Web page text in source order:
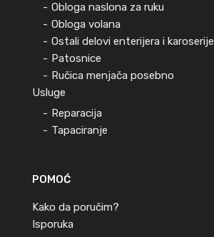
Obloga naslona za ruku
Obloga volana
Ostali delovi enterijera i karoserije
Patosnice
Ručica menjača posebno
Usluge
Reparacija
Tapaciranje
POMOĆ
Kako da poručim?
Isporuka